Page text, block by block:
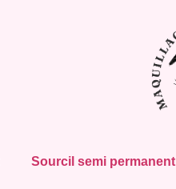
Sourcil semi permanent